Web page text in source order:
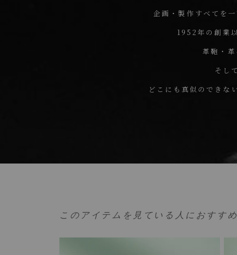
企画・製作すべてを
1952年の創業
革鞄・
そし
どこにも真似のできな
このアイテムを見ている人におすすめ